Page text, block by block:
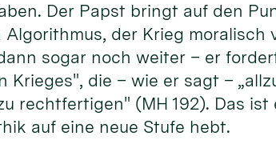
Der Papst bringt auf den
Algorithmus, der Krieg
sogar noch weiter – er
Krieges", die – wie er sagt –
rechtfertigen" (MH 192). Das
auf eine neue Stufe hebt.